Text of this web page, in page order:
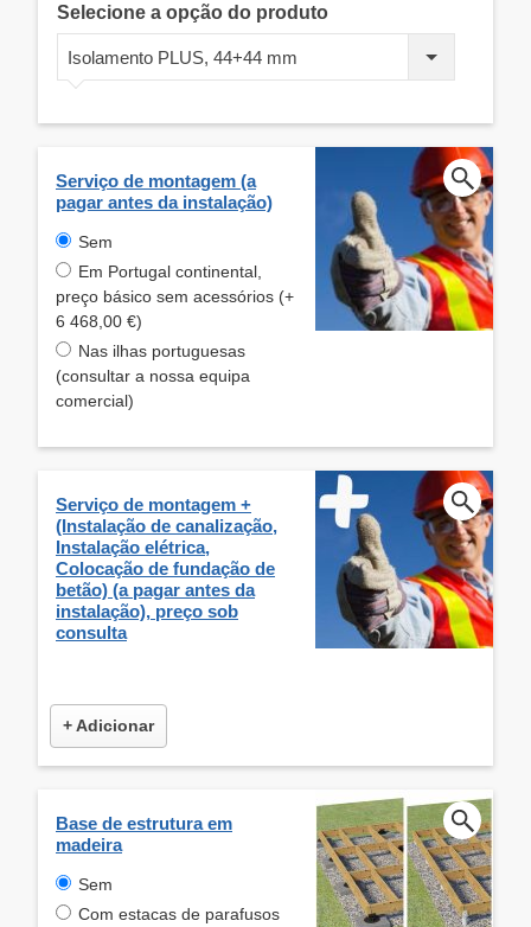
Selecione a opção do produto
Isolamento PLUS, 44+44 mm
Serviço de montagem (a
pagar antes da instalação)
Sem
Em Portugal continental,
preço básico sem acessórios (+
6 468,00 €)
Nas ilhas portuguesas
(consultar a nossa equipa
comercial)
Serviço de montagem +
(Instalação de canalização,
Instalação elétrica,
Colocação de fundação de
betão) (a pagar antes da
instalação), preço sob
consulta
+ Adicionar
Base de estrutura em
madeira
Sem
Com estacas de parafusos